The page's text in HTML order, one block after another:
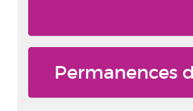
Permanences